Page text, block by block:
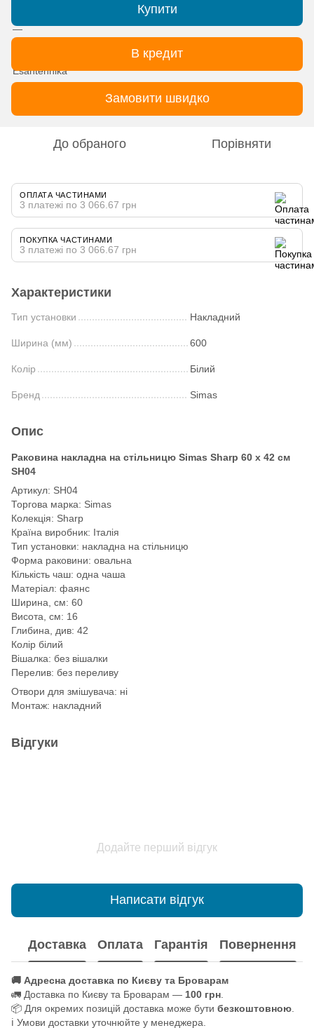
Купити
В кредит
Замовити швидко
До обраного Порівняти
ОПЛАТА ЧАСТИНАМИ
3 платежі по 3 066.67 грн
ПОКУПКА ЧАСТИНАМИ
3 платежі по 3 066.67 грн
Характеристики
Тип установки Накладний
Ширина (мм) 600
Колір Білий
Бренд Simas
Опис
Раковина накладна на стільницю Simas Sharp 60 х 42 см
SH04
Артикул: SH04
Торгова марка: Simas
Колекція: Sharp
Країна виробник: Італія
Тип установки: накладна на стільницю
Форма раковини: овальна
Кількість чаш: одна чаша
Матеріал: фаянс
Ширина, см: 60
Висота, см: 16
Глибина, див: 42
Колір білий
Вішалка: без вішалки
Перелив: без переливу
Отвори для змішувача: ні
Монтаж: накладний
Відгуки
Додайте перший відгук
Написати відгук
Доставка Оплата Гарантія Повернення
🚚 Адресна доставка по Києву та Броварам
🚛 Доставка по Києву та Броварам — 100 грн
📦 Для окремих позицій доставка може бути безкоштовною
ℹ️ Умови доставки уточнюйте у менеджера.